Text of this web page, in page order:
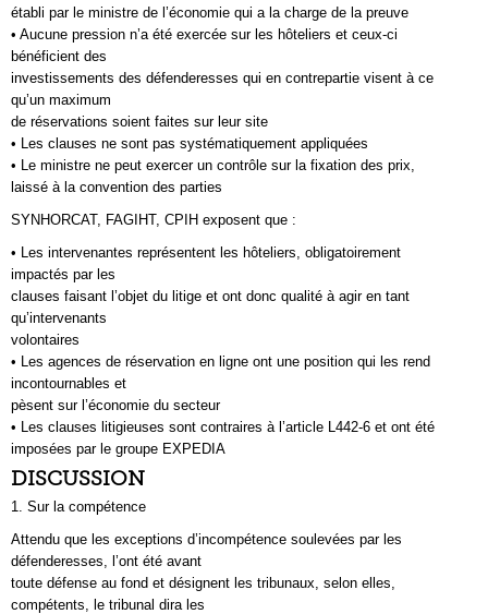
établi par le ministre de l’économie qui a la charge de la preuve
• Aucune pression n’a été exercée sur les hôteliers et ceux-ci
bénéficient des
investissements des défenderesses qui en contrepartie visent à ce
qu’un maximum
de réservations soient faites sur leur site
• Les clauses ne sont pas systématiquement appliquées
• Le ministre ne peut exercer un contrôle sur la fixation des prix,
laissé à la convention des parties
SYNHORCAT, FAGIHT, CPIH exposent que :
• Les intervenantes représentent les hôteliers, obligatoirement
impactés par les
clauses faisant l’objet du litige et ont donc qualité à agir en tant
qu’intervenants
volontaires
• Les agences de réservation en ligne ont une position qui les rend
incontournables et
pèsent sur l’économie du secteur
• Les clauses litigieuses sont contraires à l’article L442-6 et ont été
imposées par le groupe EXPEDIA
DISCUSSION
1. Sur la compétence
Attendu que les exceptions d’incompétence soulevées par les
défenderesses, l’ont été avant
toute défense au fond et désignent les tribunaux, selon elles,
compétents, le tribunal dira les